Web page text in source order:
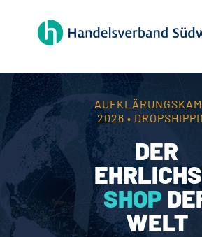
Themen
Mitgliedschaft
Partner
News
Handelsjournal
2026 •
DER
SHOP
WELT